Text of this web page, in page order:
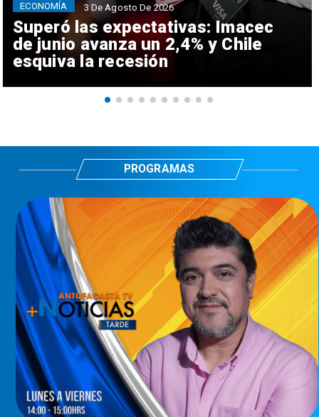
Superó las expectativas: Imacec
de junio avanza un 2,4% y Chile
esquiva la recesión
ECONOMÍA 3 De Agosto De 2026
PROGRAMAS